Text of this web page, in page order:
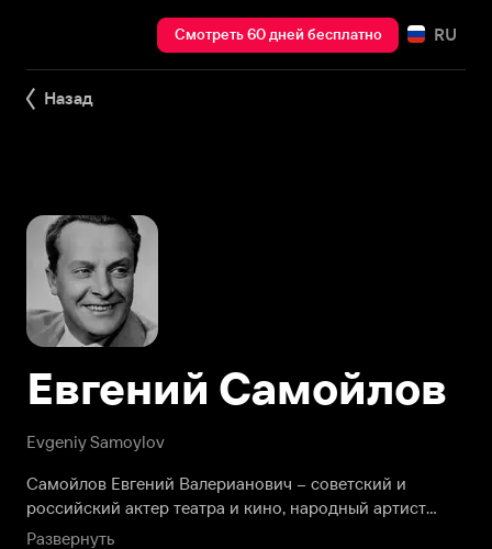
Смотреть 60 дней бесплатно RU
Назад
Evgeniy Samoylov
Евгений Самойлов
Самойлов Евгений Валерианович – советский и
российский актер театра и кино, народный артист
СССР, лауреат пяти государственных премий СССР,
Развернуть